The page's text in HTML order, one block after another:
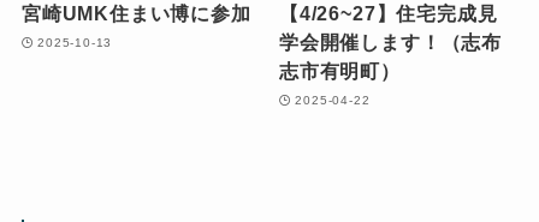
宮崎UMK住まい博に参加
2025-10-13
【4/26~27】住宅完成見
学会開催します！（志布
志市有明町）
2025-04-22